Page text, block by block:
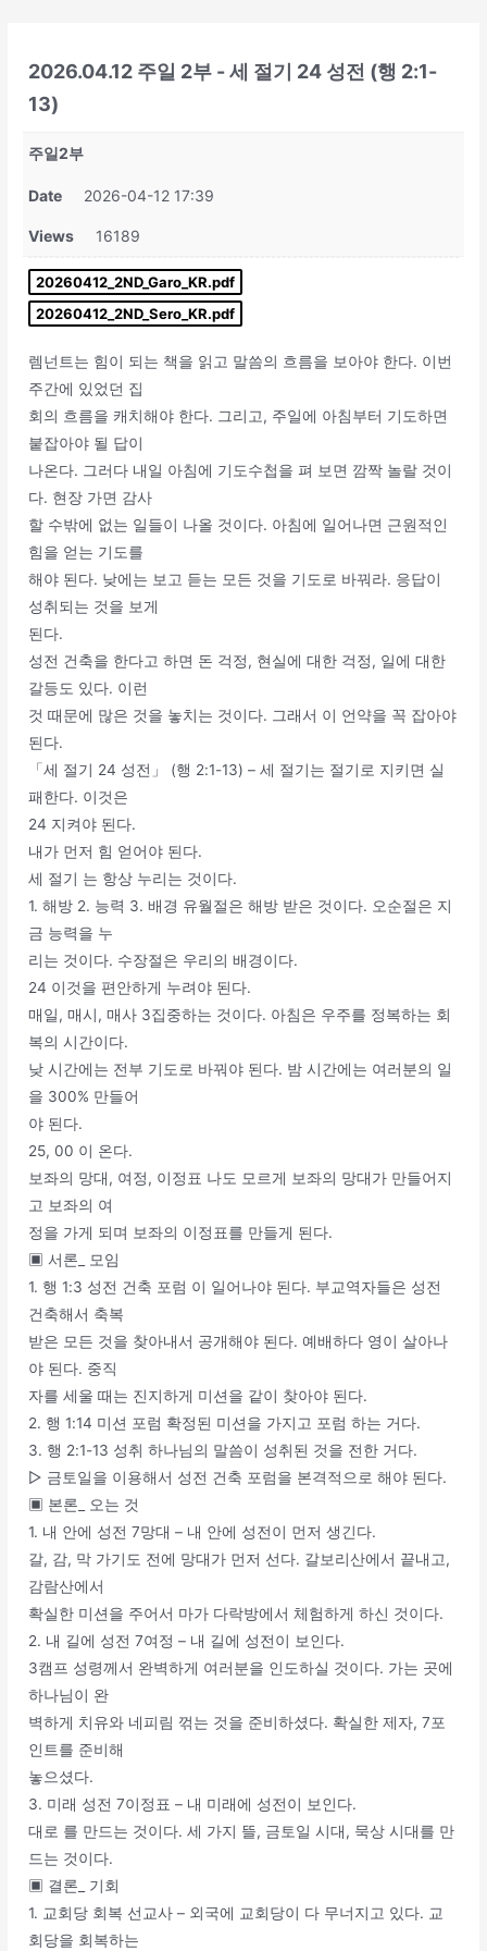
2026.04.12 주일 2부 - 세 절기 24 성전 (행 2:1-
13)
주일2부
Date 2026-04-12 17:39
Views 16189
20260412_2ND_Garo_KR.pdf
20260412_2ND_Sero_KR.pdf
렘넌트는 힘이 되는 책을 읽고 말씀의 흐름을 보아야 한다. 이번
주간에 있었던 집
회의 흐름을 캐치해야 한다. 그리고, 주일에 아침부터 기도하면
붙잡아야 될 답이
나온다. 그러다 내일 아침에 기도수첩을 펴 보면 깜짝 놀랄 것이
다. 현장 가면 감사
할 수밖에 없는 일들이 나올 것이다. 아침에 일어나면 근원적인
힘을 얻는 기도를
해야 된다. 낮에는 보고 듣는 모든 것을 기도로 바꿔라. 응답이
성취되는 것을 보게
된다.
성전 건축을 한다고 하면 돈 걱정, 현실에 대한 걱정, 일에 대한
갈등도 있다. 이런
것 때문에 많은 것을 놓치는 것이다. 그래서 이 언약을 꼭 잡아야
된다.
「세 절기 24 성전」 (행 2:1-13) – 세 절기는 절기로 지키면 실
패한다. 이것은
24 지켜야 된다.
내가 먼저 힘 얻어야 된다.
세 절기 는 항상 누리는 것이다.
1. 해방 2. 능력 3. 배경 유월절은 해방 받은 것이다. 오순절은 지
금 능력을 누
리는 것이다. 수장절은 우리의 배경이다.
24 이것을 편안하게 누려야 된다.
매일, 매시, 매사 3집중하는 것이다. 아침은 우주를 정복하는 회
복의 시간이다.
낮 시간에는 전부 기도로 바꿔야 된다. 밤 시간에는 여러분의 일
을 300% 만들어
야 된다.
25, 00 이 온다.
보좌의 망대, 여정, 이정표 나도 모르게 보좌의 망대가 만들어지
고 보좌의 여
정을 가게 되며 보좌의 이정표를 만들게 된다.
▣ 서론_ 모임
1. 행 1:3 성전 건축 포럼 이 일어나야 된다. 부교역자들은 성전
건축해서 축복
받은 모든 것을 찾아내서 공개해야 된다. 예배하다 영이 살아나
야 된다. 중직
자를 세울 때는 진지하게 미션을 같이 찾아야 된다.
2. 행 1:14 미션 포럼 확정된 미션을 가지고 포럼 하는 거다.
3. 행 2:1-13 성취 하나님의 말씀이 성취된 것을 전한 거다.
▷ 금토일을 이용해서 성전 건축 포럼을 본격적으로 해야 된다.
▣ 본론_ 오는 것
1. 내 안에 성전 7망대 – 내 안에 성전이 먼저 생긴다.
갈, 감, 막 가기도 전에 망대가 먼저 선다. 갈보리산에서 끝내고,
감람산에서
확실한 미션을 주어서 마가 다락방에서 체험하게 하신 것이다.
2. 내 길에 성전 7여정 – 내 길에 성전이 보인다.
3캠프 성령께서 완벽하게 여러분을 인도하실 것이다. 가는 곳에
하나님이 완
벽하게 치유와 네피림 꺾는 것을 준비하셨다. 확실한 제자, 7포
인트를 준비해
놓으셨다.
3. 미래 성전 7이정표 – 내 미래에 성전이 보인다.
대로 를 만드는 것이다. 세 가지 뜰, 금토일 시대, 묵상 시대를 만
드는 것이다.
▣ 결론_ 기회
1. 교회당 회복 선교사 – 외국에 교회당이 다 무너지고 있다. 교
회당을 회복하는